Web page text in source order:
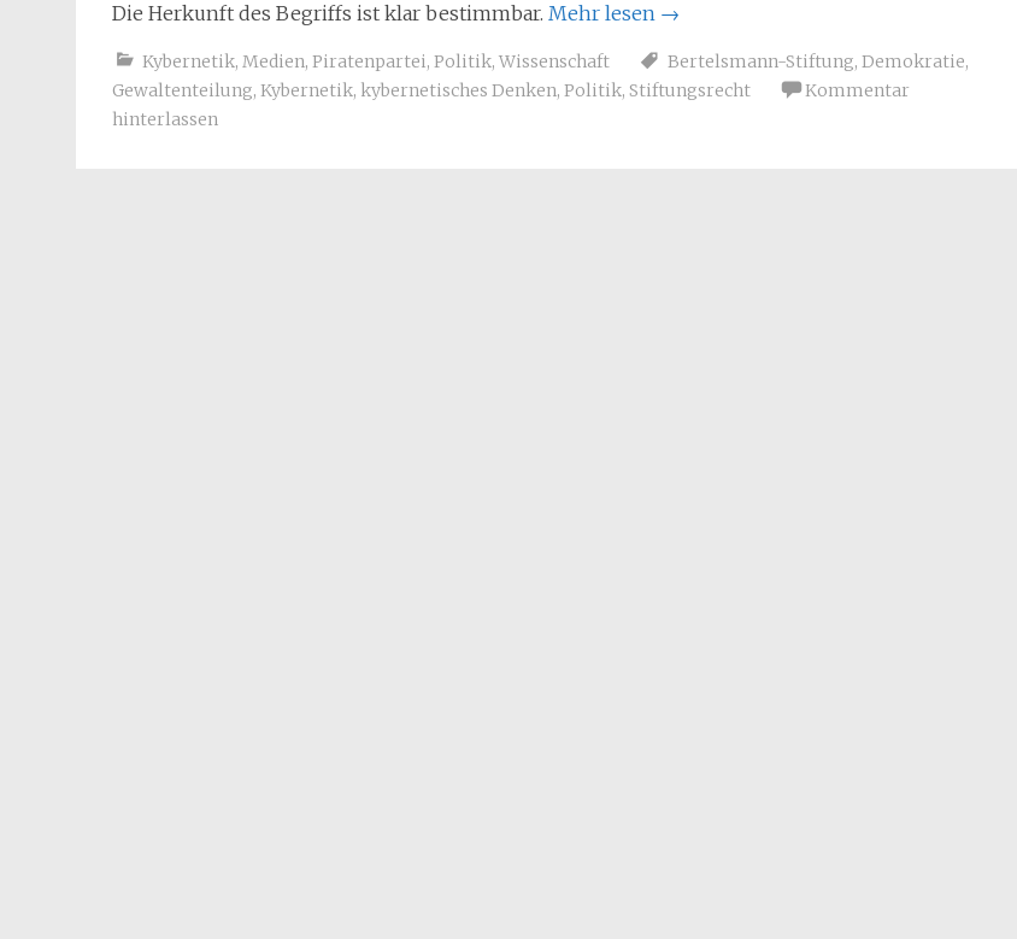
Die Herkunft des Begriffs ist klar bestimmbar. Mehr lesen →
Kybernetik, Medien, Piratenpartei, Politik, Wissenschaft Bertelsmann-Stiftung, Demokratie,
Gewaltenteilung, Kybernetik, kybernetisches Denken, Politik, Stiftungsrecht
Kommentar
hinterlassen